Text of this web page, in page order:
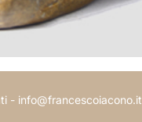
- info@francescoiacono.it